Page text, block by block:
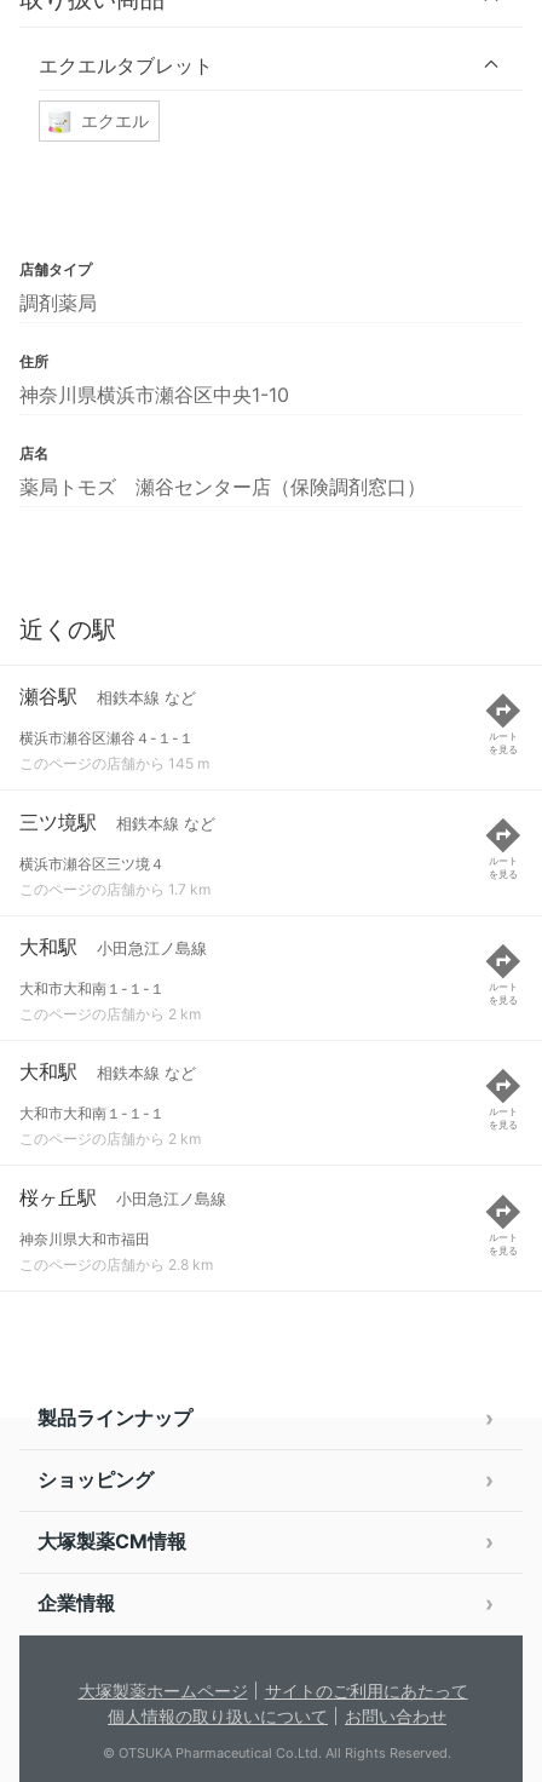
エクエルタブレット
エクエル
店舗タイプ
調剤薬局
住所
神奈川県横浜市瀬谷区中央1-10
店名
薬局トモズ 瀬谷センター店（保険調剤窓口）
近くの駅
瀬谷駅 相鉄本線 など
横浜市瀬谷区瀬谷４-１-１
このページの店舗から 145 m
ルート
を見る
三ツ境駅 相鉄本線 など
横浜市瀬谷区三ツ境４
このページの店舗から 1.7 km
ルート
を見る
大和駅 小田急江ノ島線
大和市大和南１-１-１
このページの店舗から 2 km
ルート
を見る
大和駅 相鉄本線 など
大和市大和南１-１-１
このページの店舗から 2 km
ルート
を見る
桜ヶ丘駅 小田急江ノ島線
神奈川県大和市福田
このページの店舗から 2.8 km
ルート
を見る
製品ラインナップ
ショッピング
大塚製薬CM情報
企業情報
大塚製薬ホームページ
サイトのご利用にあたって
個人情報の取り扱いについて
お問い合わせ
© OTSUKA Pharmaceutical Co.Ltd. All Rights Reserved.